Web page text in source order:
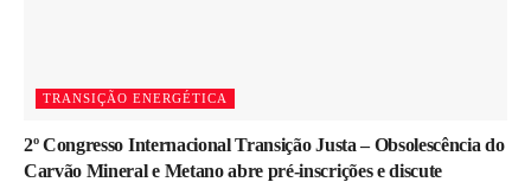
TRANSIÇÃO ENERGÉTICA
2º Congresso Internacional Transição Justa – Obsolescência do
Carvão Mineral e Metano abre pré-inscrições e discute